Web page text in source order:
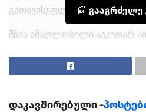
გათავისუფლებას მოითხოვენ.
მზია ამაღლობელი საკუთარ
სხდომა ბათუმის საქალაქო
📰 გააგრძელე
დაკავშირებული -